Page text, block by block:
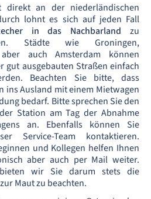
direkt an der niederländischen
lohnt es sich auf jeden Fall
in das Nachbarland zu
Städte wie Groningen,
auch Amsterdam können
gut ausgebauten Straßen einfach
Beachten Sie bitte, dass
ins Ausland mit einem Mietwagen
bedarf. Bitte sprechen Sie den
Station am Tag der Abnahme
an. Ebenfalls können Sie
Service-Team kontaktieren.
und Kollegen helfen Ihnen
aber auch per Mail weiter.
wir Sie darum stets die
Maut zu beachten.